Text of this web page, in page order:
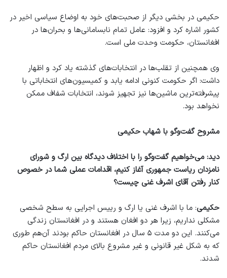
حکیمی در بخشی دیگر از صحبت‌های خود به اوضاع سیاسی اخیر در
کشور اشاره کرد و افزود: عامل تمام نابسامانی‌ها و بحران‌ها در
افغانستان، حکومت وحدت ملی است.
وی همچنین از تقلب‌ها در انتخابات‌های گذشته یاد کرد و اظهار
داشت: اگر حکومت کنونی ادامه یابد و کمیسیون‌های انتخاباتی با
پیشرفته‌ترین ماشین‌ها نیز تجهیز شوند، انتخابات شفاف ممکن
نخواهد بود.
مشروح گفت‌وگو با شهاب حکیمی
دید: می‌خواهیم گفت‌وگو را با اختلاف دیدگاه بین ارگ و شورای
نامزدان ریاست جمهوری آغاز کنیم، اقدامات عملی شما در خصوص
کنار رفتن آقای اشرف غنی چیست؟
حکیمی: ما با اشرف غنی یا ارگ و رییس اجرایی به سطح شخصی
مشکلی نداریم، زیرا هر دو افغان هستند و در افغانستان زندگی
می‌کنند. این دو مدت ۵ سال در افغانستان حاکم بودند آن‌هم طوری
که به شکل غیر قانونی و غیر مشروع بالای مردم افغانستان حاکم
شدند.